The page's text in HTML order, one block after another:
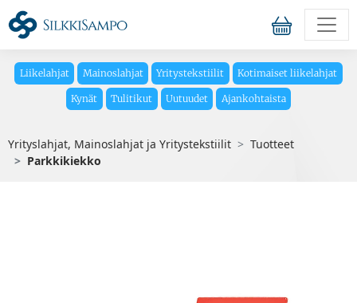
Liikelahjat Mainoslahjat Yritystekstiilit Kotimaiset liikelahjat
Kynät Tulitikut Uutuudet Ajankohtaista
Yrityslahjat, Mainoslahjat ja Yritystekstiilit
Tuotteet
Parkkikiekko